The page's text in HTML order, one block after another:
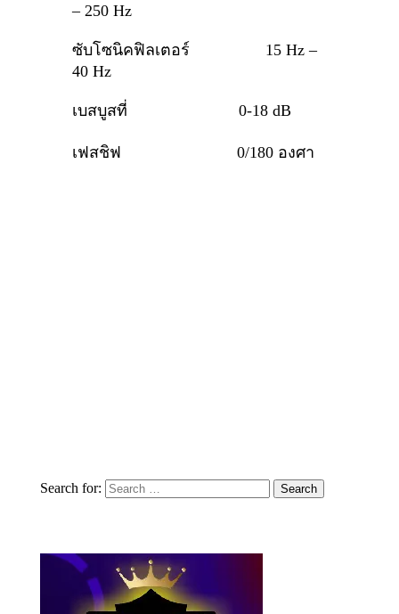
– 250 Hz
ซับโซนิคฟิลเตอร์ 15 Hz –
40 Hz
เบสบูสที่ 0-18 dB
เฟสชิฟ 0/180 องศา
Search for: